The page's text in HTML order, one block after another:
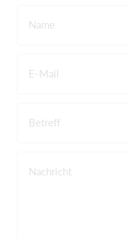
Name
E-Mail
Betreff
Nachricht